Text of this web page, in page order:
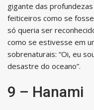
gigante das
feiticeiros como se
só queria ser
como se estivesse em
sobrenaturais: “Oi, eu
desastre do oceano”.
9 – Hanami